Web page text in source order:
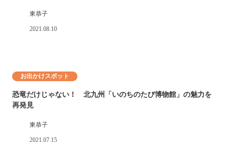
東恭子
2021.08.10
お出かけスポット
恐竜だけじゃない！ 北九州「いのちのたび博物館」の魅力を
再発見
東恭子
2021.07.15